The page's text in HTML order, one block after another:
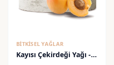
BITKISEL YAĞLAR
Kayısı Çekirdeği Yağı -